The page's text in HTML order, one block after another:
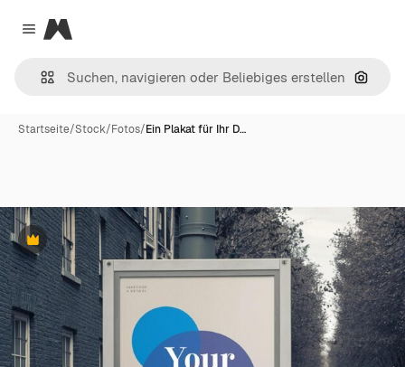
Close menu
Magnific
Nach
Startseite/Stock/Fotos/Ein Plakat für Ihr D…
Premium